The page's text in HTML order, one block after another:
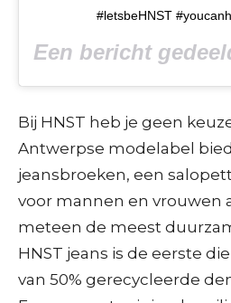
#letsbeHNST
Een bericht
Bij HNST heb je geen
Antwerpse modelabel
jeansbroeken, een
voor mannen en vrouwen
meteen de meest
HNST jeans is de eerste
van 50% gerecycleerde